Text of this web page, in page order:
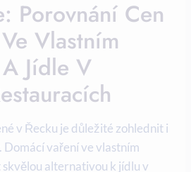
Porovnání Cen
Vlastním
Jídle V
v Řecku je důležité zohlednit i
vaření ve vlastním
alternativou k jídlu v